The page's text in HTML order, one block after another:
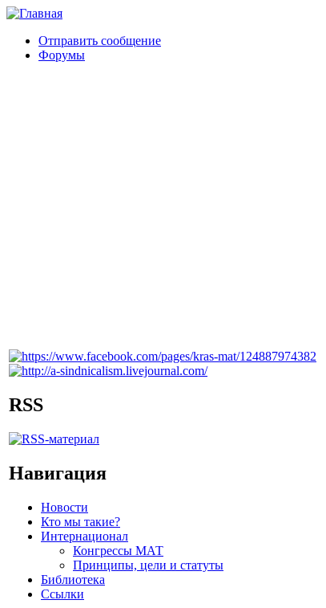
Отправить сообщение
Форумы
RSS
Навигация
Новости
Кто мы такие?
Интернационал
Конгрессы МАТ
Принципы, цели и статуты
Библиотека
Ссылки